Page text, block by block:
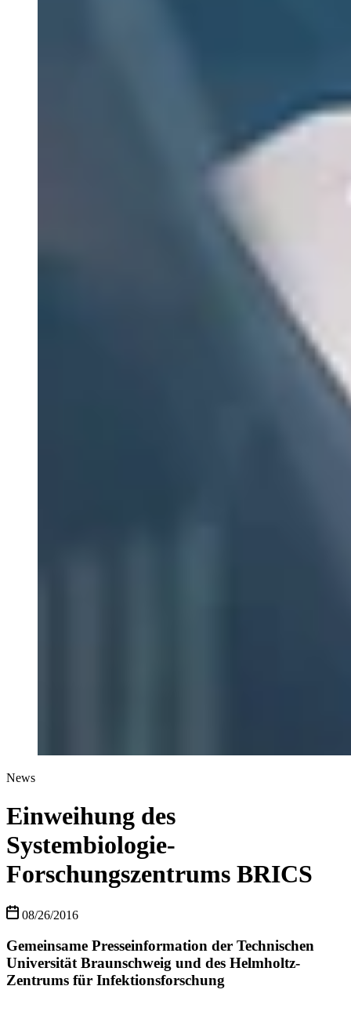
News
Einweihung des
Systembiologie-
Forschungszentrums BRICS
08/26/2016
Gemeinsame Presseinformation der Technischen
Universität Braunschweig und des Helmholtz-
Zentrums für Infektionsforschung